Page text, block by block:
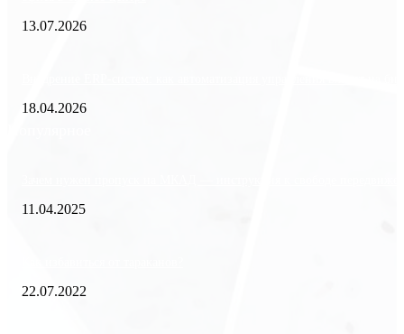
13.07.2026
18.04.2026
11.04.2025
22.07.2022